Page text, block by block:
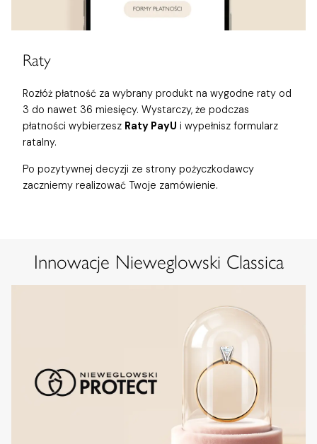
Raty
Rozłóż płatność za wybrany produkt na wygodne raty od
3 do nawet 36 miesięcy. Wystarczy, że podczas
płatności wybierzesz Raty PayU i wypełnisz formularz
ratalny.
Po pozytywnej decyzji ze strony pożyczkodawcy
zaczniemy realizować Twoje zamówienie.
Innowacje Nieweglowski Classica